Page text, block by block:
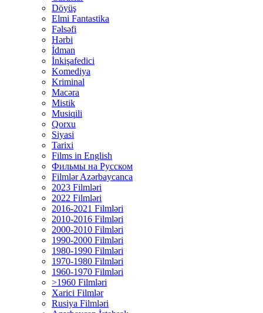
Döyüş
Elmi Fantastika
Fəlsəfi
Hərbi
İdman
İnkişafedici
Komediya
Kriminal
Macəra
Mistik
Musiqili
Qorxu
Siyasi
Tarixi
Films in English
Фильмы на Русском
Filmlər Azərbaycanca
2023 Filmləri
2022 Filmləri
2016-2021 Filmləri
2010-2016 Filmləri
2000-2010 Filmləri
1990-2000 Filmləri
1980-1990 Filmləri
1970-1980 Filmləri
1960-1970 Filmləri
>1960 Filmləri
Xarici Filmlər
Rusiya Filmləri